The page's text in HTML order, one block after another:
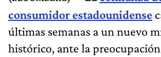
consumidor estadounidense
últimas semanas a un nuevo
histórico, ante la